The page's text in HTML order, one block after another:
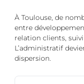
À Toulouse, de
entre
relation clients,
L’administratif
dispersion.